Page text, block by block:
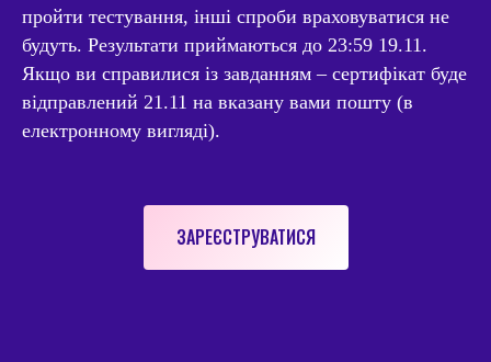
пройти тестування, інші спроби враховуватися не
будуть. Результати приймаються до 23:59 19.11.
Якщо ви справилися із завданням – сертифікат буде
відправлений 21.11 на вказану вами пошту (в
електронному вигляді).
ЗАРЕЄСТРУВАТИСЯ